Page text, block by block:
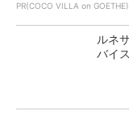
PR(COCO VILLA on GOETHE)
ルネ
バイ